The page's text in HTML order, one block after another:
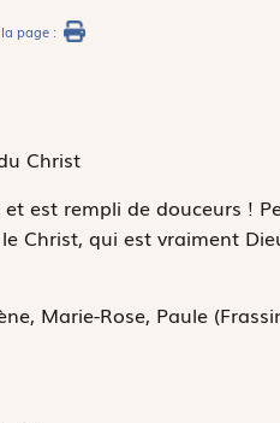
page :
Christ
est rempli de douceurs !
Christ, qui est vraiment
Marie-Rose, Paule